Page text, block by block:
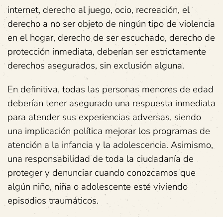
internet, derecho al juego, ocio, recreación, el
derecho a no ser objeto de ningún tipo de violencia
en el hogar, derecho de ser escuchado, derecho de
protección inmediata, deberían ser estrictamente
derechos asegurados, sin exclusión alguna.
En definitiva, todas las personas menores de edad
deberían tener asegurado una respuesta inmediata
para atender sus experiencias adversas, siendo
una implicación política mejorar los programas de
atención a la infancia y la adolescencia. Asimismo,
una responsabilidad de toda la ciudadanía de
proteger y denunciar cuando conozcamos que
algún niño, niña o adolescente esté viviendo
episodios traumáticos.